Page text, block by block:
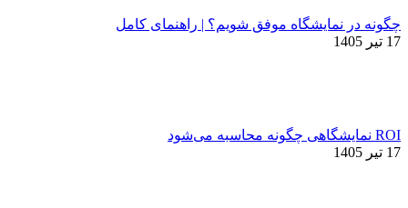
چگونه در نمایشگاه موفق شویم؟ | راهنمای کامل
17 تیر 1405
ROI نمایشگاهی چگونه محاسبه می‌شود
17 تیر 1405